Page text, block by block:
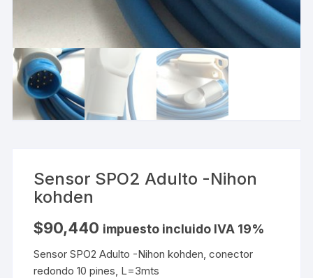
Sensor SPO2 Adulto -Nihon
kohden
$90,440 impuesto incluido IVA 19%
Sensor SPO2 Adulto -Nihon kohden, conector
redondo 10 pines, L=3mts